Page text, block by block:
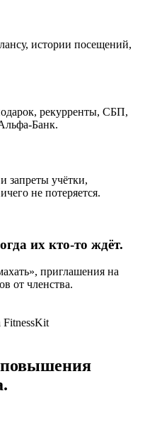
истории посещений,
рекурренты, СБП,
Банк.
запреты учётки,
не потеряется.
их кто-то ждёт.
приглашения на
от членства.
повышения